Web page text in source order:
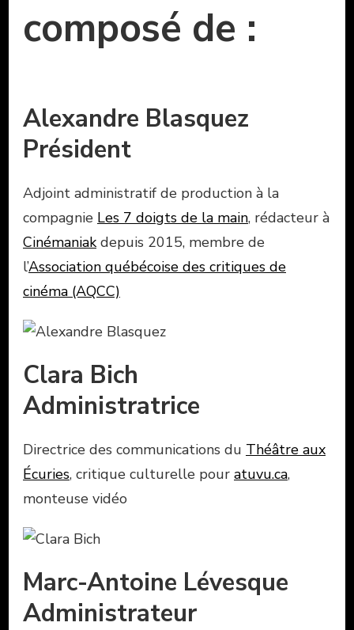
composé de :
Alexandre Blasquez
Président
Adjoint administratif de production à la
compagnie Les 7 doigts de la main, rédacteur à
Cinémaniakdepuis 2015, membre de
l’Association québécoise des critiques de
cinéma (AQCC)
Clara Bich
Administratrice
Directrice des communications du Théâtre aux
Écuries, critique culturelle pour atuvu.ca,
monteuse vidéo
Marc-Antoine Lévesque
Administrateur